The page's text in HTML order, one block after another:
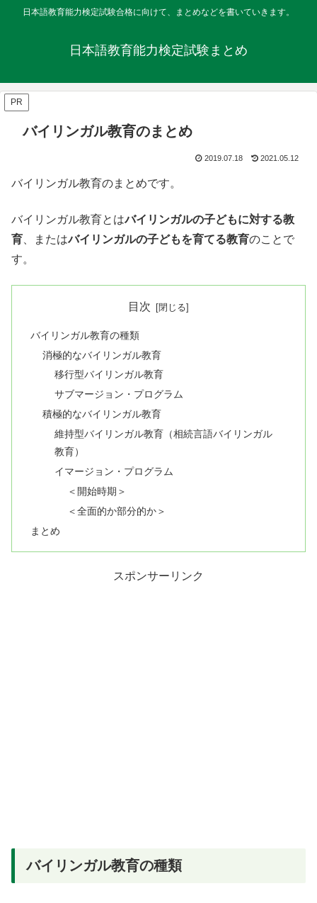
日本語教育能力検定試験合格に向けて、まとめなどを書いていきます。
日本語教育能力検定試験まとめ
PR
バイリンガル教育のまとめ
2019.07.18 2021.05.12
バイリンガル教育のまとめです。
バイリンガル教育とはバイリンガルの子どもに対する教
育 、またはバイリンガルの子どもを育てる教育のことで
す。
目次
バイリンガル教育の種類
消極的なバイリンガル教育
移行型バイリンガル教育
サブマージョン・プログラム
積極的なバイリンガル教育
維持型バイリンガル教育（相続言語バイリンガル
教育）
イマージョン・プログラム
＜開始時期＞
＜全面的か部分的か＞
まとめ
スポンサーリンク
バイリンガル教育の種類